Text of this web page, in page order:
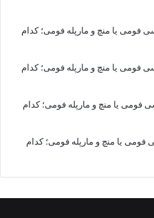
فومی یا منچ و مارپله فومی؛ کدام
فومی یا منچ و مارپله فومی؛ کدام
فومی یا منچ و مارپله فومی؛ کدام
یا منچ و مارپله فومی؛ کدام